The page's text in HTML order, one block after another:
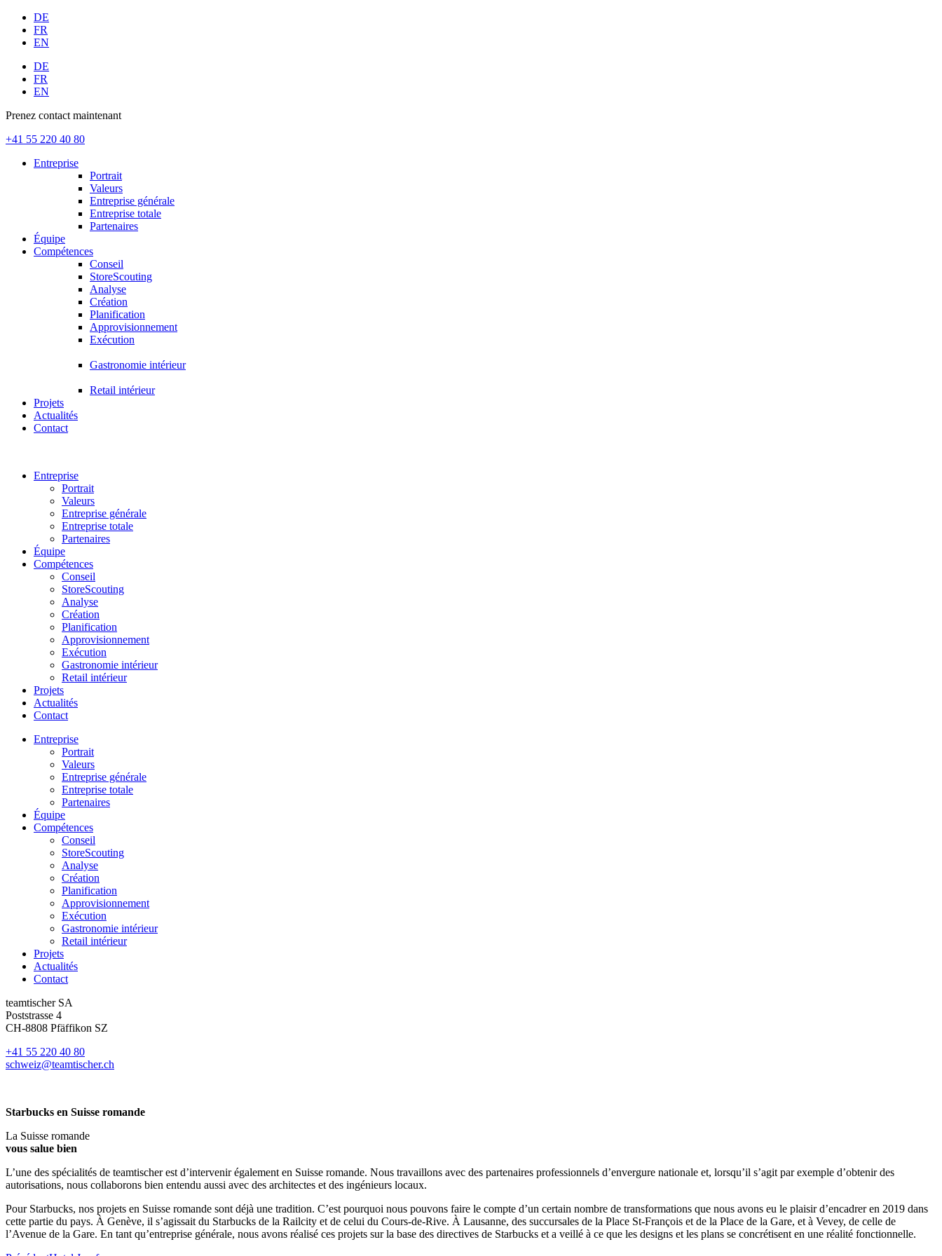
Aller
contenu
DE
FR
EN
DE
FR
EN
Prenez contact maintenant
+41 55 220 40 80
Main
Entreprise
Main
Menu
Portrait
Valeurs
Entreprise générale
Entreprise totale
Partenaires
Équipe
Compétences
Main
Menu
Conseil
StoreScouting
Analyse
Création
Planification
Approvisionnement
Exécution
Main
Gastronomie intérieur
Main
Menu
Retail intérieur
Projets
Actualités
Contact
Entreprise
Portrait
Valeurs
Entreprise générale
Entreprise totale
Partenaires
Équipe
Compétences
Conseil
StoreScouting
Analyse
Création
Planification
Approvisionnement
Exécution
Gastronomie intérieur
Retail intérieur
Projets
Actualités
Contact
Entreprise
Portrait
Valeurs
Entreprise générale
Entreprise totale
Partenaires
Équipe
Compétences
Conseil
StoreScouting
Analyse
Création
Planification
Approvisionnement
Exécution
Gastronomie intérieur
Retail intérieur
Projets
Actualités
Contact
teamtischer SA
Poststrasse 4
CH-8808 Pfäffikon SZ
+41 55 220 40 80
schweiz@teamtischer.ch
Starbucks en Suisse romande
La Suisse romande
vous salue bien
L’une des spécialités de teamtischer est d’intervenir également en Suisse romande. Nous travaillons avec des partenaires professionnels d’envergure nationale et, lorsqu’il s’agit par exemple d’obtenir des
autorisations, nous collaborons bien entendu aussi avec des architectes et des ingénieurs locaux.
Pour Starbucks, nos projets en Suisse romande sont déjà une tradition. C’est pourquoi nous pouvons faire le compte d’un certain nombre de transformations que nous avons eu le plaisir d’encadrer en 2019 dans
cette partie du pays. À Genève, il s’agissait du Starbucks de la Railcity et de celui du Cours-de-Rive. À Lausanne, des succursales de la Place St-François et de la Place de la Gare, et à Vevey, de celle de
l’Avenue de la Gare. En tant qu’entreprise générale, nous avons réalisé ces projets sur la base des directives de Starbucks et a veillé à ce que les designs et les plans se concrétisent en une réalité fonctionnelle.